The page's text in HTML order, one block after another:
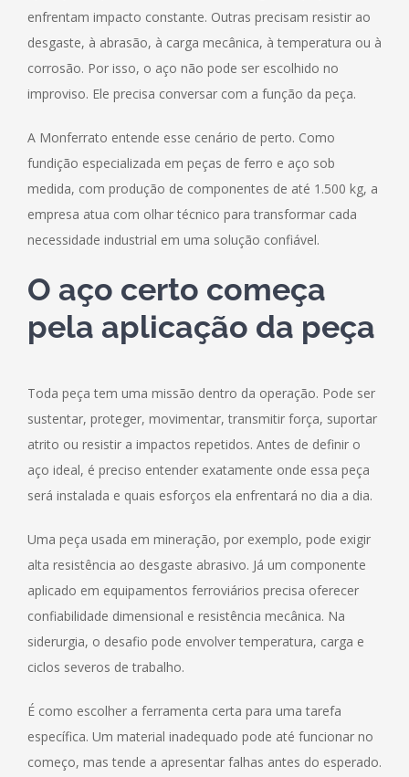
enfrentam impacto constante. Outras precisam resistir ao
desgaste, à abrasão, à carga mecânica, à temperatura ou à
corrosão. Por isso, o aço não pode ser escolhido no
improviso. Ele precisa conversar com a função da peça.
A Monferrato entende esse cenário de perto. Como
fundição especializada em peças de ferro e aço sob
medida, com produção de componentes de até 1.500 kg, a
empresa atua com olhar técnico para transformar cada
necessidade industrial em uma solução confiável.
O aço certo começa
pela aplicação da peça
Toda peça tem uma missão dentro da operação. Pode ser
sustentar, proteger, movimentar, transmitir força, suportar
atrito ou resistir a impactos repetidos. Antes de definir o
aço ideal, é preciso entender exatamente onde essa peça
será instalada e quais esforços ela enfrentará no dia a dia.
Uma peça usada em mineração, por exemplo, pode exigir
alta resistência ao desgaste abrasivo. Já um componente
aplicado em equipamentos ferroviários precisa oferecer
confiabilidade dimensional e resistência mecânica. Na
siderurgia, o desafio pode envolver temperatura, carga e
ciclos severos de trabalho.
É como escolher a ferramenta certa para uma tarefa
específica. Um material inadequado pode até funcionar no
começo, mas tende a apresentar falhas antes do esperado.